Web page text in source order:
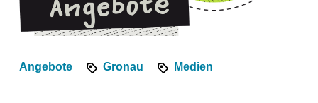
Angebote Gronau Medien